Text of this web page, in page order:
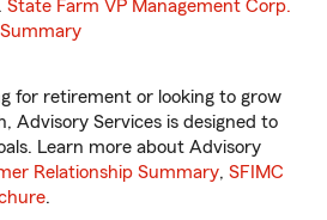
State Farm VP Management Corp.
for retirement or looking to grow
Advisory Services is designed to
Learn more about Advisory
Relationship Summary, SFIMC
.